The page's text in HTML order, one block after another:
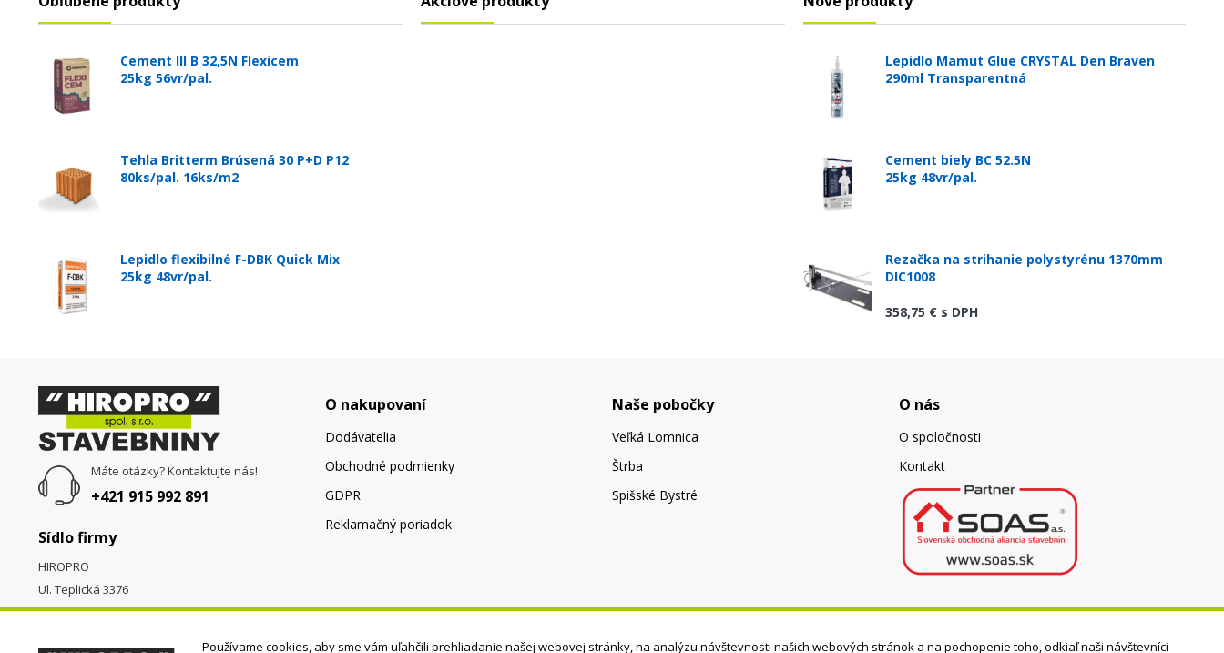
Cement III B 32,5N Flexicem
25kg 56vr/pal.
Tehla Britterm Brúsená 30 P+D P12
80ks/pal. 16ks/m2
Lepidlo flexibilné F-DBK Quick Mix
25kg 48vr/pal.
Lepidlo Mamut Glue CRYSTAL Den Braven
290ml Transparentná
Cement biely BC 52.5N
25kg 48vr/pal.
Rezačka na strihanie polystyrénu 1370mm
DIC1008
358,75 € s DPH
Máte otázky? Kontaktujte nás!
+421 915 992 891
Sídlo firmy
HIROPRO
Ul. Teplická 3376
058 01Poprad
O nakupovaní
Dodávatelia
Obchodné podmienky
GDPR
Reklamačný poriadok
Naše pobočky
Veľká Lomnica
Štrba
Spišské Bystré
O nás
O spoločnosti
Kontakt
Používame cookies, aby sme vám uľahčili prehliadanie našej webovej stránky, na analýzu návštevnosti našich webových stránok a na pochopenie toho, odkiaľ naši návštevníci